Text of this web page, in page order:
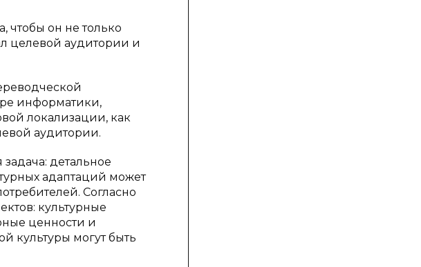
чтобы он не только
целевой аудитории и
информатики,
локализации, как
аудитории.
детальное
адаптаций может
Согласно
культурные
ценности и
культуры могут быть